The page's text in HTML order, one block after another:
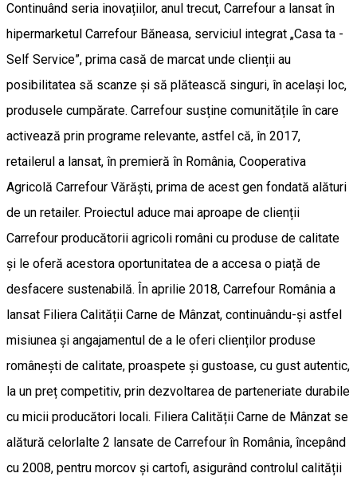
Continuând seria inovațiilor, anul trecut, Carrefour a lansat în
hipermarketul Carrefour Băneasa, serviciul integrat „Casa ta -
Self Service”, prima casă de marcat unde clienții au
posibilitatea să scanze și să plătească singuri, în același loc,
produsele cumpărate. Carrefour susține comunitățile în care
activează prin programe relevante, astfel că, în 2017,
retailerul a lansat, în premieră în România, Cooperativa
Agricolă Carrefour Vărăști, prima de acest gen fondată alături
de un retailer. Proiectul aduce mai aproape de clienții
Carrefour producătorii agricoli români cu produse de calitate
și le oferă acestora oportunitatea de a accesa o piață de
desfacere sustenabilă. În aprilie 2018, Carrefour România a
lansat Filiera Calității Carne de Mânzat, continuându-și astfel
misiunea și angajamentul de a le oferi clienților produse
românești de calitate, proaspete și gustoase, cu gust autentic,
la un preț competitiv, prin dezvoltarea de parteneriate durabile
cu micii producători locali. Filiera Calității Carne de Mânzat se
alătură celorlalte 2 lansate de Carrefour în România, începând
cu 2008, pentru morcov și cartofi, asigurând controlul calității